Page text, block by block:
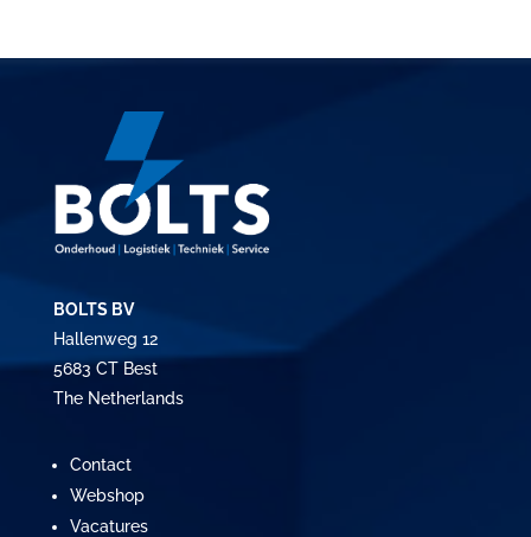
BOLTS BV
Hallenweg 12
5683 CT Best
The Netherlands
Contact
Webshop
Vacatures